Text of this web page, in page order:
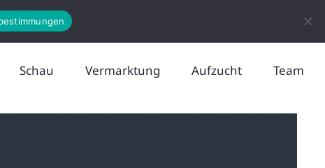
Schau Vermarktung Aufzucht Team